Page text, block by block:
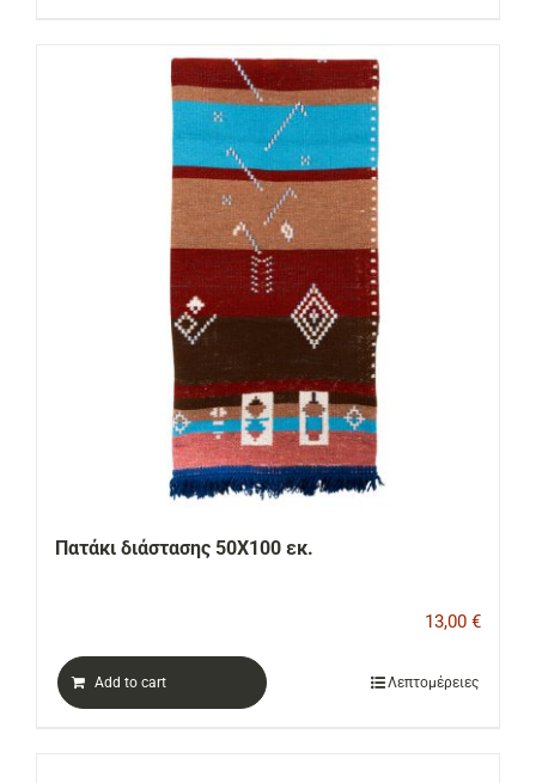
Πατάκι διάστασης 50Χ100 εκ.
13,00 €
Add to cart Λεπτομέρειες